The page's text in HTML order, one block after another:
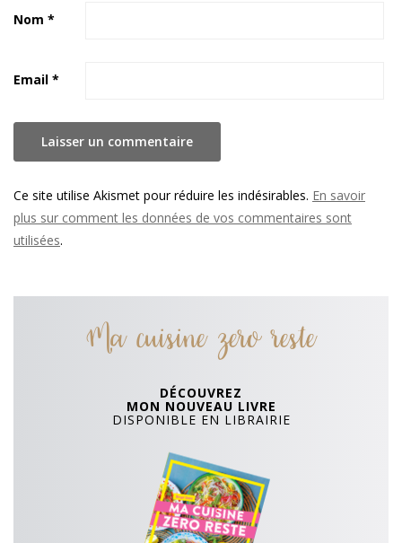
Nom *
Email *
Ce site utilise Akismet pour réduire les indésirables. En savoir
plus sur comment les données de vos commentaires sont
utilisées.
Ma cuisine zero reste
DÉCOUVREZ
MON NOUVEAU LIVRE
DISPONIBLE EN LIBRAIRIE